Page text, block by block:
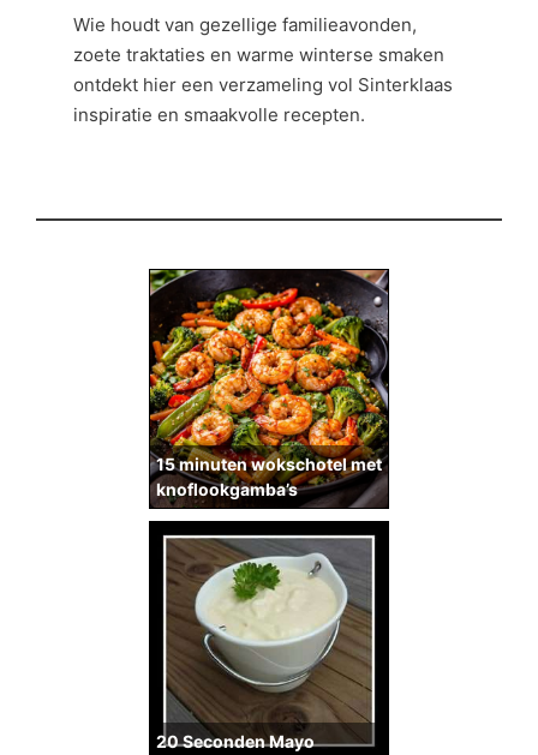
Wie houdt van gezellige familieavonden,
zoete traktaties en warme winterse smaken
ontdekt hier een verzameling vol Sinterklaas
inspiratie en smaakvolle recepten.
15 minuten wokschotel met
knoflookgamba’s
20 Seconden Mayo